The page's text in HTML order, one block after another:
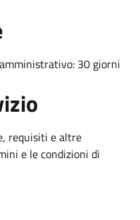
30 giorni
requisiti e altre
e le condizioni di